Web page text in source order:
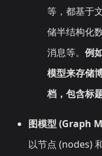
等，都基于
储半结构化
消息等。 例
模型来存储
档，包含标
图模型 (Graph
以节点 (nodes)